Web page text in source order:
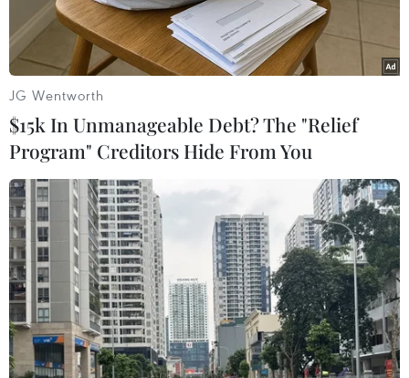
Thân nhân các nạn nhân vụ khủng bố tại lễ tưởng niệm ở New
York ngày 11/9. (Nguồn: AFP/TTXVN)
Thẩm phán Tòa án địa hạt quận Manhattan ở
thành phố New York (Mỹ) George Daniels ngày
JG Wentworth
$15k In Unmanageable Debt? The "Relief
Program" Creditors Hide From You